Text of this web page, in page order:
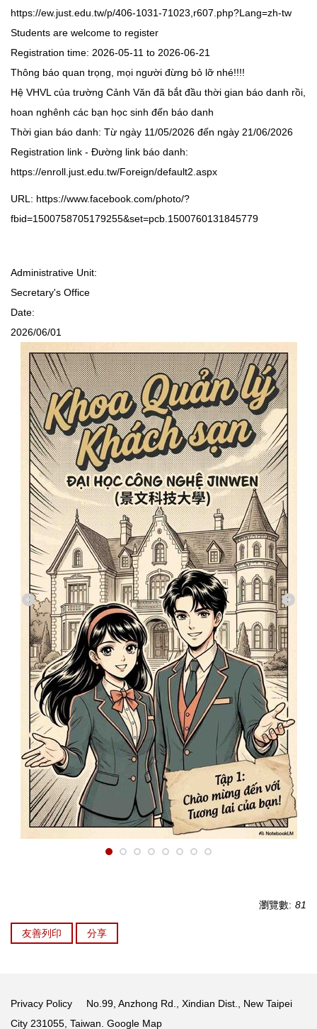
https://ew.just.edu.tw/p/406-1031-71023,r607.php?Lang=zh-tw
Students are welcome to register
Registration time: 2026-05-11 to 2026-06-21
Thông báo quan trọng, mọi người đừng bỏ lỡ nhé!!!!
Hệ VHVL của trường Cảnh Văn đã bắt đầu thời gian báo danh rồi,
hoan nghênh các bạn học sinh đến báo danh
Thời gian báo danh: Từ ngày 11/05/2026 đến ngày 21/06/2026
Registration link - Đường link báo danh:
https://enroll.just.edu.tw/Foreign/default2.aspx
URL: https://www.facebook.com/photo/?
fbid=1500758705179255&set=pcb.1500760131845779
Administrative Unit:
Secretary's Office
Date:
2026/06/01
瀏覽數: 81
友善列印 分享
Privacy Policy No.99, Anzhong Rd., Xindian Dist., New Taipei
City 231055, Taiwan. Google Map